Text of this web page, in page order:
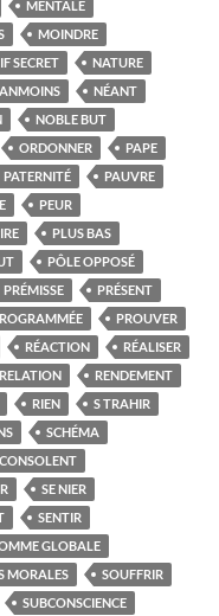
MENTALE
MOINDRE
SECRET
NATURE
NÉANT
NOBLE BUT
ORDONNER
PAPE
PATERNITÉ
PAUVRE
PEUR
PLUS BAS
PÔLE OPPOSÉ
PRÉMISSE
PRÉSENT
PROUVER
RÉACTION
RÉALISER
RELATION
RENDEMENT
RIEN
S TRAHIR
SCHÉMA
SE NIER
SENTIR
GLOBALE
MORALES
SOUFFRIR
SUBCONSCIENCE